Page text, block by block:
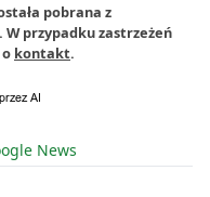
pobrana z
W przypadku zastrzeżeń
kontakt.
News